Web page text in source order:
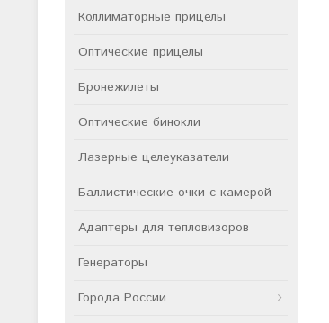
Коллиматорные прицелы
Оптические прицелы
Бронежилеты
Оптические бинокли
Лазерные целеуказатели
Баллистические очки с камерой
Адаптеры для тепловизоров
Генераторы
Города России